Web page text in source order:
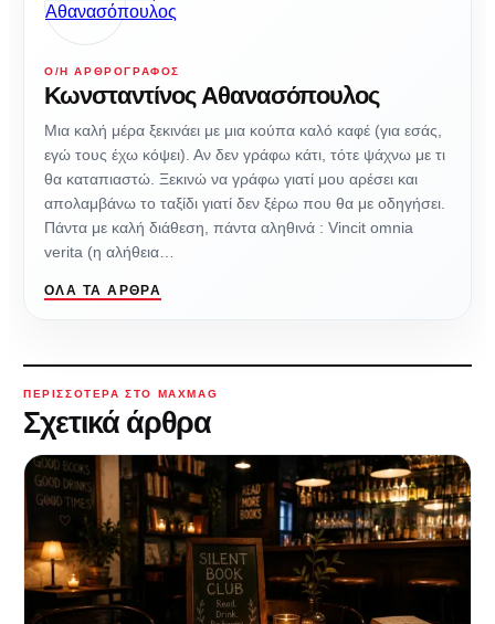
Ο/Η ΑΡΘΡΟΓΡΆΦΟΣ
Κωνσταντίνος Αθανασόπουλος
Μια καλή μέρα ξεκινάει με μια κούπα καλό καφέ (για εσάς,
εγώ τους έχω κόψει). Αν δεν γράφω κάτι, τότε ψάχνω με τι
θα καταπιαστώ. Ξεκινώ να γράφω γιατί μου αρέσει και
απολαμβάνω το ταξίδι γιατί δεν ξέρω που θα με οδηγήσει.
Πάντα με καλή διάθεση, πάντα αληθινά : Vincit omnia
verita (η αλήθεια…
ΌΛΑ ΤΑ ΆΡΘΡΑ
ΠΕΡΙΣΣΌΤΕΡΑ ΣΤΟ MAXMAG
Σχετικά άρθρα